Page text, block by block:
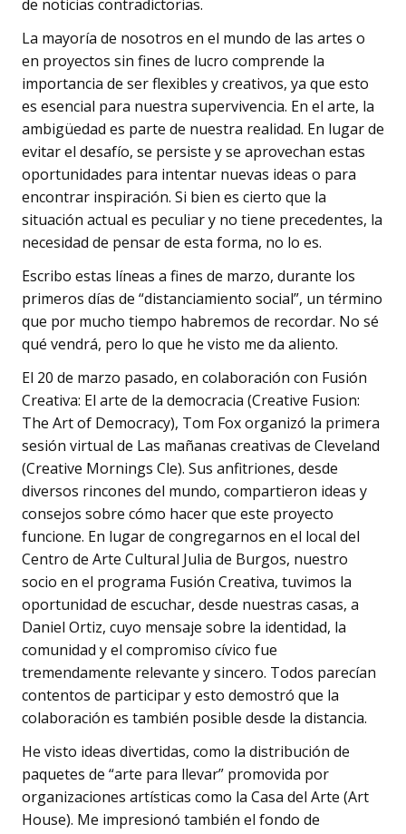
de noticias contradictorias.
La mayoría de nosotros en el mundo de las artes o
en proyectos sin fines de lucro comprende la
importancia de ser flexibles y creativos, ya que esto
es esencial para nuestra supervivencia. En el arte, la
ambigüedad es parte de nuestra realidad. En lugar de
evitar el desafío, se persiste y se aprovechan estas
oportunidades para intentar nuevas ideas o para
encontrar inspiración. Si bien es cierto que la
situación actual es peculiar y no tiene precedentes, la
necesidad de pensar de esta forma, no lo es.
Escribo estas líneas a fines de marzo, durante los
primeros días de “distanciamiento social”, un término
que por mucho tiempo habremos de recordar. No sé
qué vendrá, pero lo que he visto me da aliento.
El 20 de marzo pasado, en colaboración con Fusión
Creativa: El arte de la democracia (Creative Fusion:
The Art of Democracy), Tom Fox organizó la primera
sesión virtual de Las mañanas creativas de Cleveland
(Creative Mornings Cle). Sus anfitriones, desde
diversos rincones del mundo, compartieron ideas y
consejos sobre cómo hacer que este proyecto
funcione. En lugar de congregarnos en el local del
Centro de Arte Cultural Julia de Burgos, nuestro
socio en el programa Fusión Creativa, tuvimos la
oportunidad de escuchar, desde nuestras casas, a
Daniel Ortiz, cuyo mensaje sobre la identidad, la
comunidad y el compromiso cívico fue
tremendamente relevante y sincero. Todos parecían
contentos de participar y esto demostró que la
colaboración es también posible desde la distancia.
He visto ideas divertidas, como la distribución de
paquetes de “arte para llevar” promovida por
organizaciones artísticas como la Casa del Arte (Art
House). Me impresionó también el fondo de